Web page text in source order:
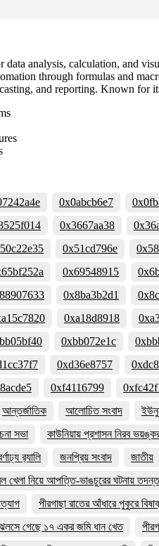
analysis, calculation, and
through formulas and
and reporting. Known
0x0abcb6e7
0x3667aa38
0x51cd796e
0x69548915
0x8ba3b2d1
0xa18d8918
0xbb072e1c
0xd36e8757
0xf4116799
আন্তর্জাতিক আলোচিত সংবাদ
সভা
কাউনিয়ায় প্রশাসন নিরব ভয়ঙ্কর
র‌্যালি জনপ্রিয় সংবাদ জাতীয়
খেলা নিয়ে আপত্তি-ভাঙচুরের ঘটনায়
পীরগাছা রাতের আঁধারে পুকুরে
গেছে ১৭ একর জমি ধান খেত